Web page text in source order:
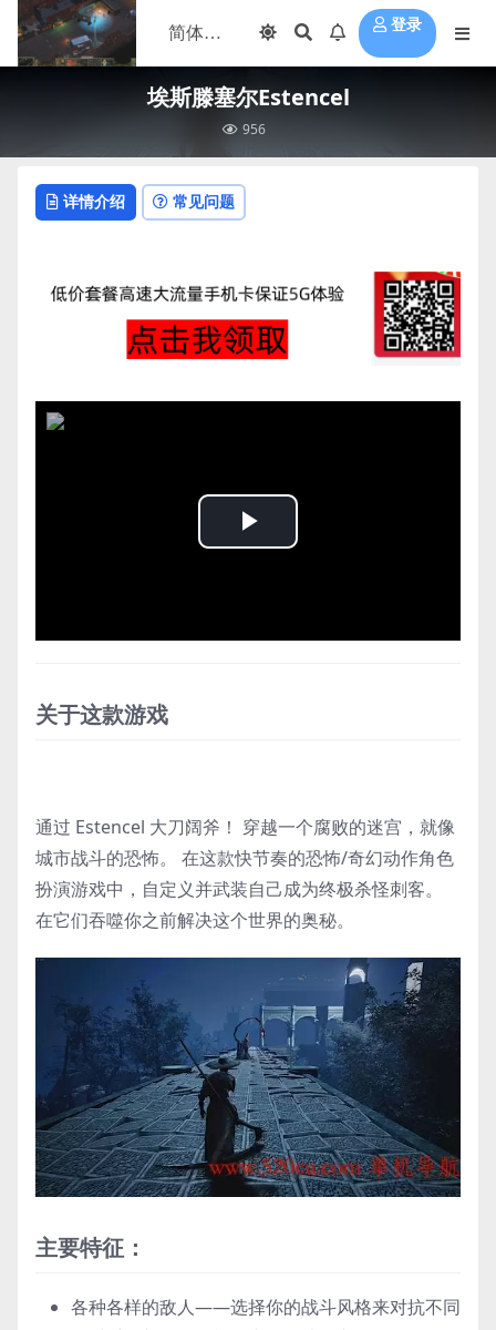
登录
埃斯滕塞尔Estencel
956
详情介绍 常见问题
Play
关于这款游戏
通过 Estencel 大刀阔斧！ 穿越一个腐败的迷宫，就像
城市战斗的恐怖。 在这款快节奏的恐怖/奇幻动作角色
扮演游戏中，自定义并武装自己成为终极杀怪刺客。
在它们吞噬你之前解决这个世界的奥秘。
主要特征：
各种各样的敌人——选择你的战斗风格来对抗不同